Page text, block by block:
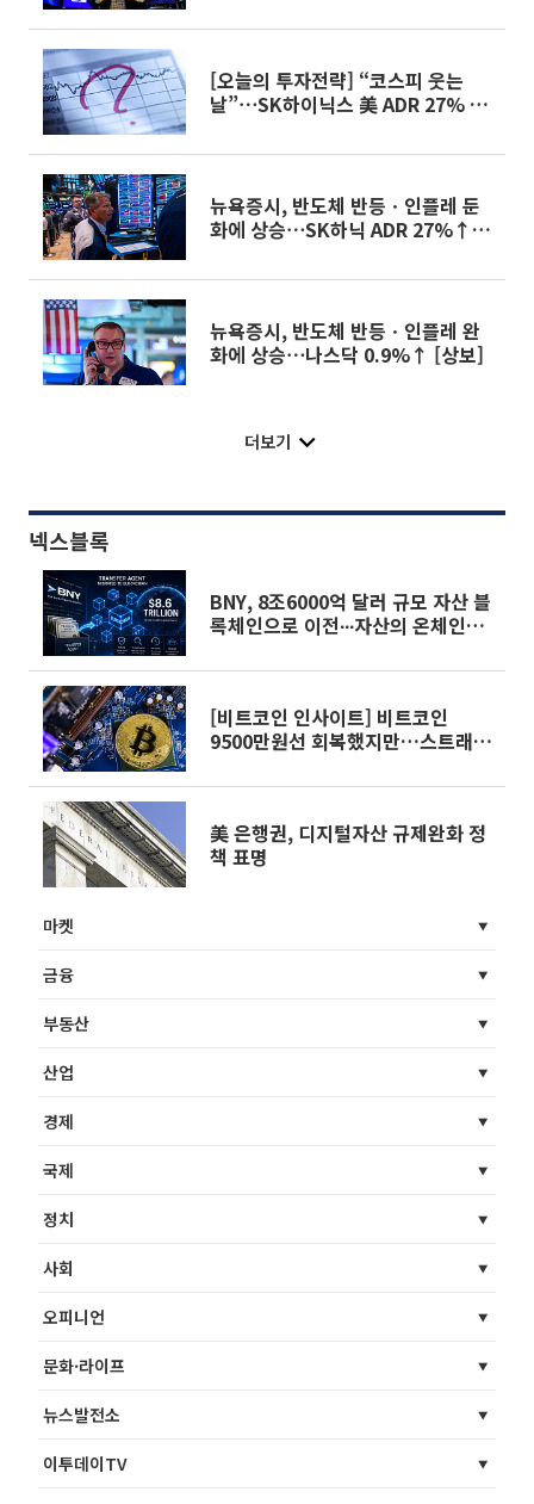
[오늘의 투자전략] “코스피 웃는
날”⋯SK하이닉스 美 ADR 27% 폭
뉴욕증시, 반도체 반등ㆍ인플레 둔
화에 상승⋯SK하닉 ADR 27%↑
뉴욕증시, 반도체 반등ㆍ인플레 완
화에 상승⋯나스닥 0.9%↑ [상보]
더보기
넥스블록
BNY, 8조6000억 달러 규모 자산 블
록체인으로 이전∙∙∙자산의 온체인화
[비트코인 인사이트] 비트코인
9500만원선 회복했지만…스트래티
美 은행권, 디지털자산 규제완화 정
책 표명
마켓
금융
부동산
산업
경제
국제
정치
사회
오피니언
문화·라이프
뉴스발전소
이투데이TV